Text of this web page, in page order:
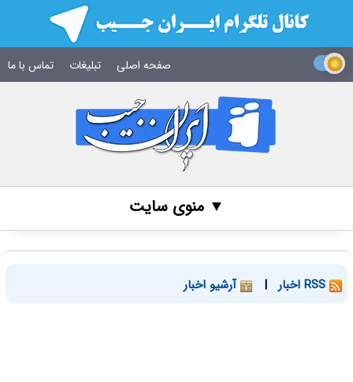
صفحه اصلی تبلیغات تماس با ما
▼ منوی سایت
| آرشیو اخبار